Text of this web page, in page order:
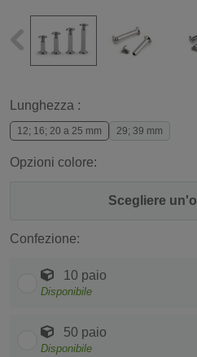
Lunghezza :
12; 16; 20 a 25 mm 29; 39 mm
Opzioni colore:
Scegliere
Confezione:
10 paio
Disponibile
50 paio
Disponibile